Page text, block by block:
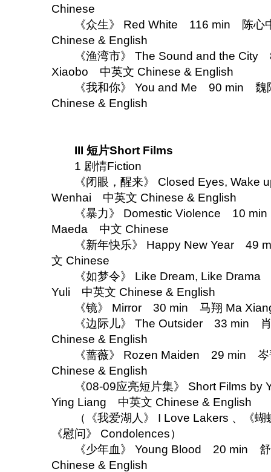
Chinese
《众生》 Red White 116 min 陈心
Chinese & English
《渔湾市》 The Sound and the City
Xiaobo 中英文 Chinese & English
《我和你》 You and Me 90 min 魏
Chinese & English
III 短片Short Films
1 剧情Fiction
《闭眼，醒来》 Closed Eyes, Wake
Wenhai 中英文 Chinese & English
《暴力》 Domestic Violence 10 min
Maeda 中文 Chinese
《新年快乐》 Happy New Year 49
文 Chinese
《如梦令》 Like Dream, Like Drama
Yuli 中英文 Chinese & English
《镜》 Mirror 30 min 马翔 Ma
《边际儿》 The Outsider 33 min 肖
Chinese & English
《蔷薇》 Rozen Maiden 29 min 岑
Chinese & English
《08-09应亮短片集》 Short Films
Ying Liang 中英文 Chinese & English
（《我爱湖人》 I Love Lakers 、《蝴
《慰问》 Condolences）
《少年血》 Young Blood 20 min 舒
Chinese & English